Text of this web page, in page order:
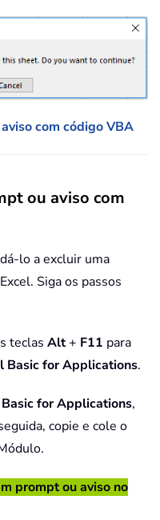
com código VBA
ou aviso com
lo a excluir uma
Siga os passos
teclas Alt+ F11 para
Basic for Applications.
for Applications,
copie e cole o
prompt ou aviso no